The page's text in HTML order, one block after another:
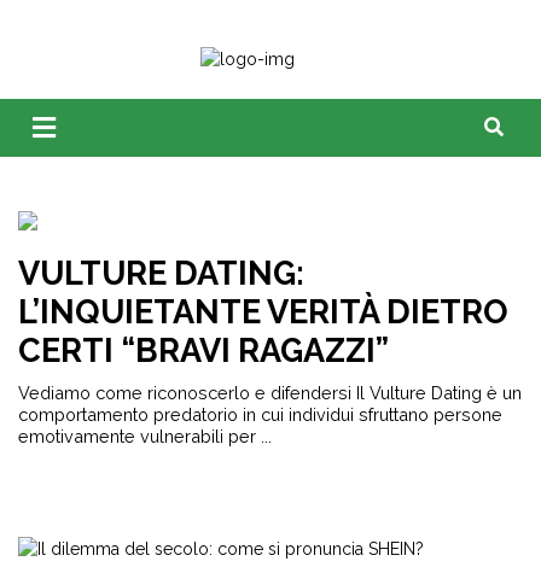
VULTURE DATING:
L’INQUIETANTE VERITÀ DIETRO
CERTI “BRAVI RAGAZZI”
Vediamo come riconoscerlo e difendersi Il Vulture Dating è un
comportamento predatorio in cui individui sfruttano persone
emotivamente vulnerabili per ...